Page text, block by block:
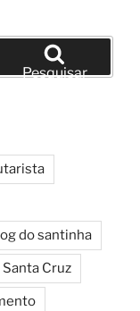
Pesquisar
do santinha
Cruz